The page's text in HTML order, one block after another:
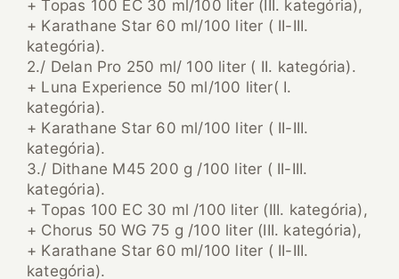
+ Topas 100 EC 30 ml/100 liter (III. kategória),
+ Karathane Star 60 ml/100 liter ( II-III.
kategória).
2./ Delan Pro 250 ml/ 100 liter ( II. kategória).
+ Luna Experience 50 ml/100 liter( I.
kategória).
+ Karathane Star 60 ml/100 liter ( II-III.
kategória).
3./ Dithane M45 200 g /100 liter ( II-III.
kategória).
+ Topas 100 EC 30 ml /100 liter (III. kategória),
+ Chorus 50 WG 75 g /100 liter (III. kategória),
+ Karathane Star 60 ml/100 liter ( II-III.
kategória).